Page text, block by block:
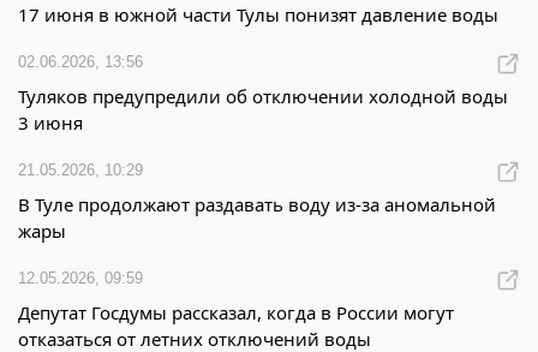
17 июня в южной части Тулы понизят давление воды
02.06.2026, 13:56
Туляков предупредили об отключении холодной воды
3 июня
21.05.2026, 10:29
В Туле продолжают раздавать воду из-за аномальной
жары
12.05.2026, 09:59
Депутат Госдумы рассказал, когда в России могут
отказаться от летних отключений воды